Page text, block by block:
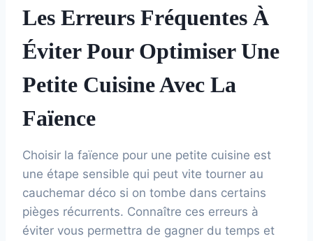
Les Erreurs Fréquentes À
Éviter Pour Optimiser Une
Petite Cuisine Avec La
Faïence
Choisir la faïence pour une petite cuisine est
une étape sensible qui peut vite tourner au
cauchemar déco si on tombe dans certains
pièges récurrents. Connaître ces erreurs à
éviter vous permettra de gagner du temps et